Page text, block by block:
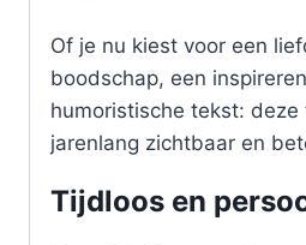
Of je nu kiest voor een
boodschap, een
humoristische tekst:
jarenlang zichtbaar en
Tijdloos en